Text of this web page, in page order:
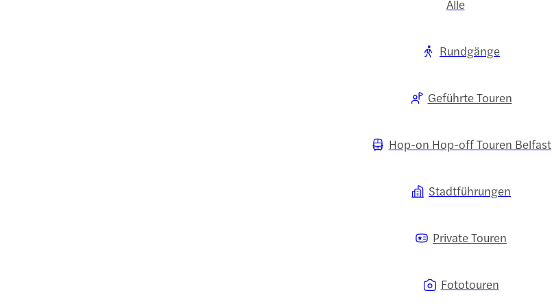
Alle
Rundgänge
Geführte Touren
Hop-on Hop-off Touren Belfast
Stadtführungen
Private Touren
Fototouren